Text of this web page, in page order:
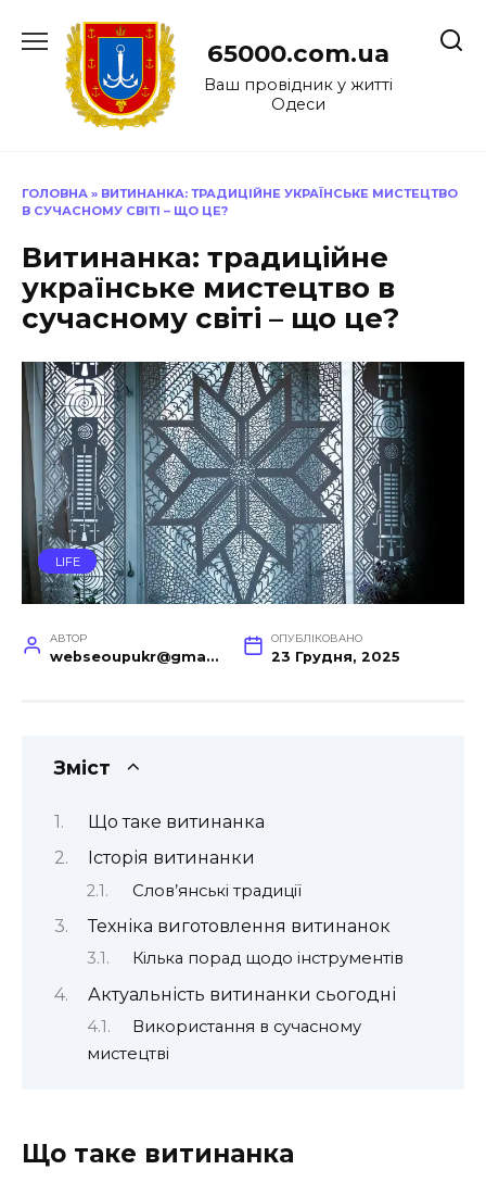
до
65000.com.ua
Ваш провідник у житті
Одеси
ГОЛОВНА » ВИТИНАНКА: ТРАДИЦІЙНЕ УКРАЇНСЬКЕ МИСТЕЦТВО
В СУЧАСНОМУ СВІТІ – ЩО ЦЕ?
Витинанка: традиційне
українське мистецтво в
сучасному світі – що це?
LIFE
АВТОР
webseoupukr@gmail.com
ОПУБЛІКОВАНО
23 Грудня, 2025
Зміст
Що таке витинанка
Історія витинанки
Слов’янські традиції
Техніка виготовлення витинанок
Кілька порад щодо інструментів
Актуальність витинанки сьогодні
Використання в сучасному
мистецтві
Що таке витинанка